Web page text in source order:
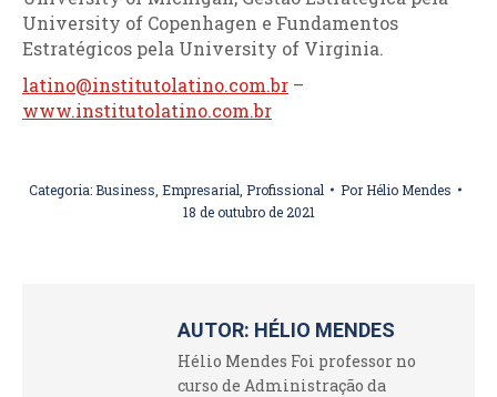
University of Copenhagen e Fundamentos
Estratégicos pela University of Virginia.
latino@institutolatino.com.br –
www.institutolatino.com.br
Categoria:Business Empresarial Profissional PorHélio Mendes
18 de outubro de 2021
AUTOR: HÉLIO MENDES
Hélio Mendes Foi professor no
curso de Administração da